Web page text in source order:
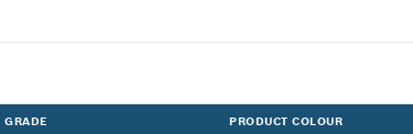
GRADE PRODUCT COLOUR